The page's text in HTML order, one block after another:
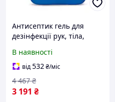
Антисептик гель для
дезінфекції рук, тіла,
20 l
В наявності
від532₴/міс
3 191 ₴
4 467 ₴